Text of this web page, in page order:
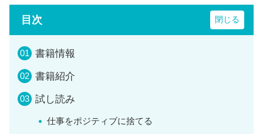
目次
書籍情報
書籍紹介
試し読み
仕事をポジティブに捨てる